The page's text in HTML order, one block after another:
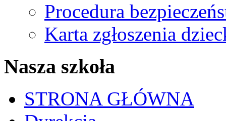
Procedura
Karta zgłoszenia
Nasza szkoła
STRONA GŁÓWNA